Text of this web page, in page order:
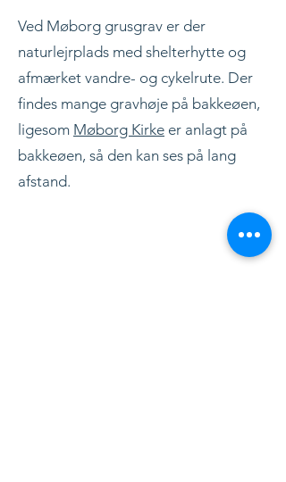
Ved Møborg grusgrav er der
naturlejrplads med shelterhytte og
afmærket vandre- og cykelrute. Der
findes mange gravhøje på bakkeøen,
ligesom Møborg Kirke er anlagt på
bakkeøen, så den kan ses på lang
afstand.